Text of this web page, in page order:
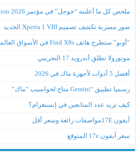
ملخص كل ما أعلنته “جوجل” في مؤتمر Android Show I/O Edition 2026
صور مسربة تكشف تصميم Xperia 1 VIII الجديد
“أوبو” ستطرح هاتف Find X9s في الأسواق العالمية
موتورولا تطلق أندرويد 17 التجريبي
أفضل 5 أدوات لأجهزة ماك في 2026
رسميا تطبيق “Gemini متاح لحواسيب “ماك”
كيف تزيد عدد المتابعين في إنستغرام؟
آيفون 17Eمواصفات رائعة وسعر أقل
سعر آيفون 17e المتوقع